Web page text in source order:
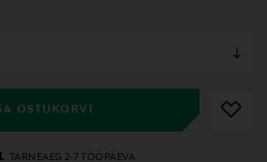
OSTUKORVI
TARNEAEG 2-7 TÖÖPÄEVA